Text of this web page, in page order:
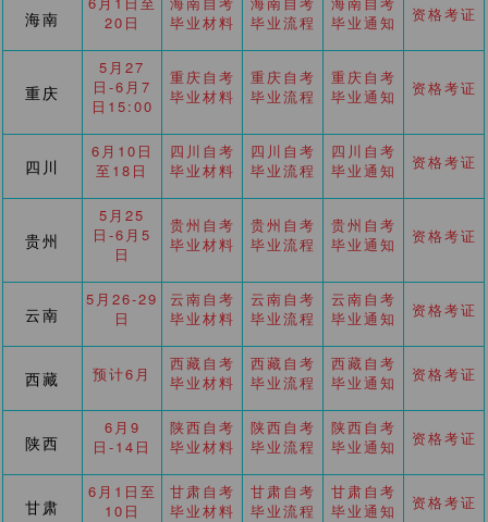
海南
20日
毕业材料
毕业流程
毕业通知
资格考证
重庆
5月27
日-6月7
日15:00
重庆自考
毕业材料
重庆自考
毕业流程
重庆自考
毕业通知
资格考证
四川
6月10日
至18日
四川自考
毕业材料
四川自考
毕业流程
四川自考
毕业通知
资格考证
贵州
5月25
日-6月5
日
贵州自考
毕业材料
贵州自考
毕业流程
贵州自考
毕业通知
资格考证
云南
5月26-29
日
云南自考
毕业材料
云南自考
毕业流程
云南自考
毕业通知
资格考证
西藏 预计6月
西藏自考
毕业材料
西藏自考
毕业流程
西藏自考
毕业通知
资格考证
陕西
6月9
日-14日
陕西自考
毕业材料
陕西自考
毕业流程
陕西自考
毕业通知
资格考证
甘肃
6月1日至
10日
甘肃自考
毕业材料
甘肃自考
毕业流程
甘肃自考
毕业通知
资格考证